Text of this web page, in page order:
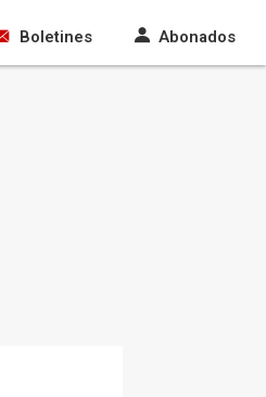
Boletines Abonados